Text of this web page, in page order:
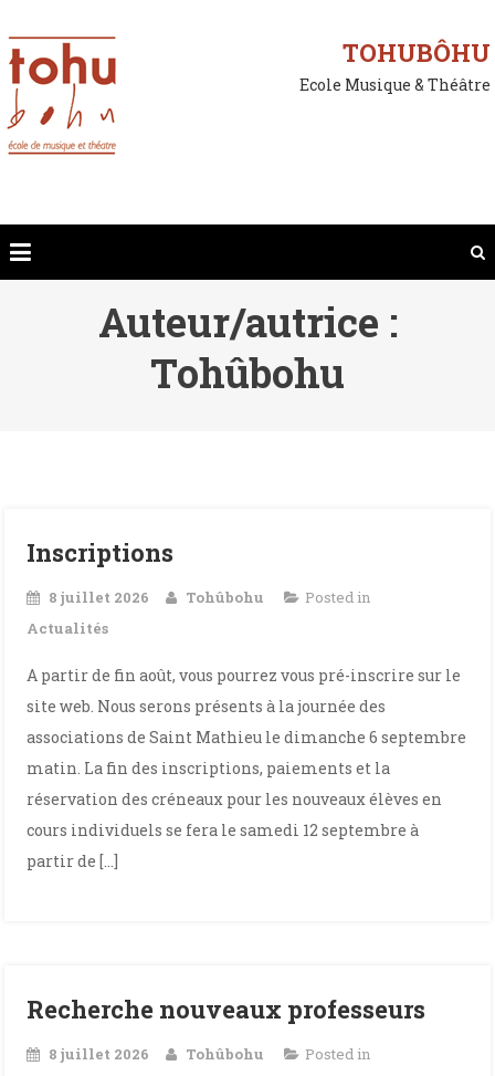
to
content
TOHUBÔHU
Ecole Musique & Théâtre
Auteur/autrice :
Tohûbohu
Inscriptions
8 juillet 2026 Tohûbohu
Posted in
Actualités
A partir de fin août, vous pourrez vous pré-inscrire sur le
site web. Nous serons présents à la journée des
associations de Saint Mathieu le dimanche 6 septembre
matin. La fin des inscriptions, paiements et la
réservation des créneaux pour les nouveaux élèves en
cours individuels se fera le samedi 12 septembre à
partir de […]
Recherche nouveaux professeurs
8 juillet 2026 Tohûbohu
Posted in